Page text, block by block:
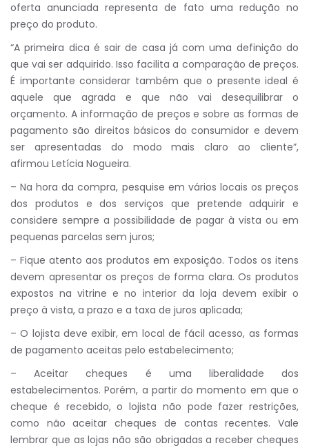
oferta anunciada representa de fato uma redução no
preço do produto.
“A primeira dica é sair de casa já com uma definição do
que vai ser adquirido. Isso facilita a comparação de preços.
É importante considerar também que o presente ideal é
aquele que agrada e que não vai desequilibrar o
orçamento. A informação de preços e sobre as formas de
pagamento são direitos básicos do consumidor e devem
ser apresentadas do modo mais claro ao cliente”,
afirmou Letícia Nogueira.
– Na hora da compra, pesquise em vários locais os preços
dos produtos e dos serviços que pretende adquirir e
considere sempre a possibilidade de pagar à vista ou em
pequenas parcelas sem juros;
– Fique atento aos produtos em exposição. Todos os itens
devem apresentar os preços de forma clara. Os produtos
expostos na vitrine e no interior da loja devem exibir o
preço à vista, a prazo e a taxa de juros aplicada;
– O lojista deve exibir, em local de fácil acesso, as formas
de pagamento aceitas pelo estabelecimento;
– Aceitar cheques é uma liberalidade dos
estabelecimentos. Porém, a partir do momento em que o
cheque é recebido, o lojista não pode fazer restrições,
como não aceitar cheques de contas recentes. Vale
lembrar que as lojas não são obrigadas a receber cheques